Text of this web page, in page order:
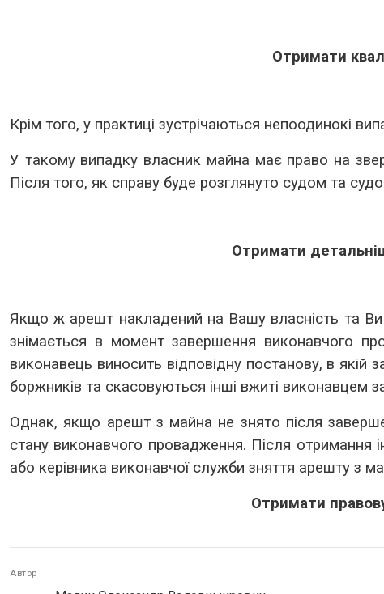
Отримати
Крім того, у практиці зустрічаються непоодинокі
У такому випадку власник майна має право на
Після того, як справу буде розглянуто судом та
Отримати
Якщо ж арешт накладений на Вашу власність та
знімається в момент завершення виконавчого
виконавець виносить відповідну постанову, в
боржників та скасовуються інші вжиті виконавцем
Однак, якщо арешт з майна не знято після
стану виконавчого провадження. Після отримання
або керівника виконавчої служби зняття арешту з
Отримати
Автор